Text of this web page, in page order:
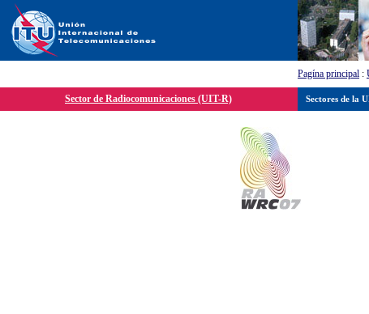
Pagína principal :
Sector de Radiocomunicaciones (UIT-R) Sectores de la